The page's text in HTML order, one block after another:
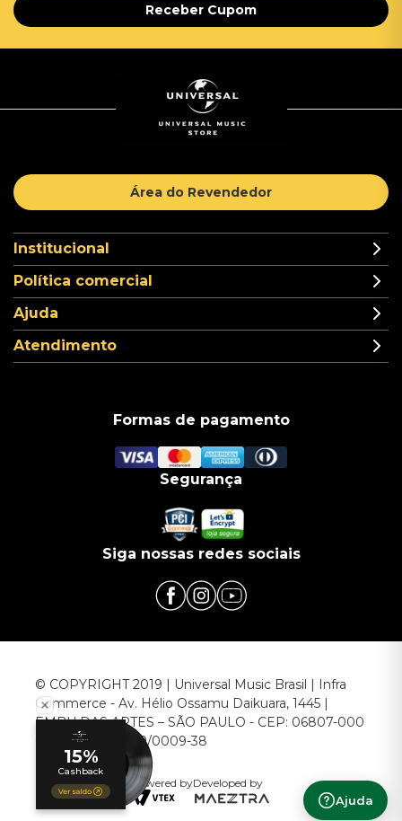
Ajuda
Receber Cupom
Área do Revendedor
Institucional
Política comercial
Ajuda
Atendimento
Formas de pagamento
Segurança
Siga nossas redes sociais
© COPYRIGHT 2019 | Universal Music Brasil | Infra
Commerce - Av. Hélio Ossamu Daikuara, 1445 |
EMBU DAS ARTES – SÃO PAULO - CEP: 06807-000
CNPJ: 00.952.789/0009-38
Powered byDeveloped by